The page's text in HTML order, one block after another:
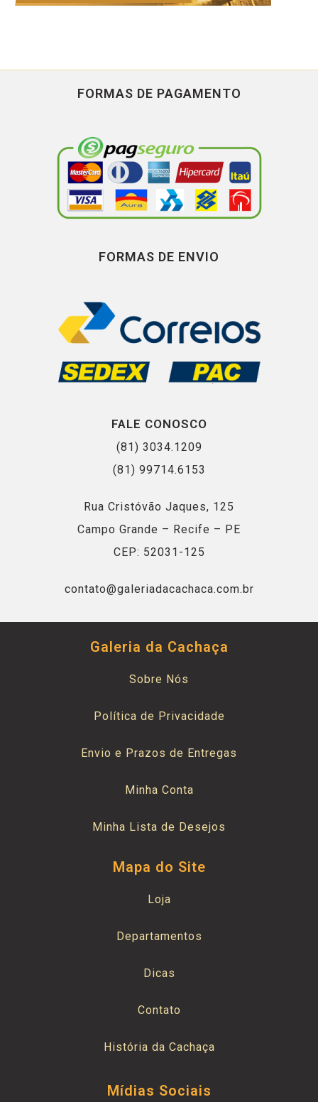
FORMAS DE PAGAMENTO
FORMAS DE ENVIO
FALE CONOSCO
(81) 3034.1209
(81) 99714.6153
Rua Cristóvão Jaques, 125
Campo Grande – Recife – PE
CEP: 52031-125
contato@galeriadacachaca.com.br
Galeria da Cachaça
Sobre Nós
Política de Privacidade
Envio e Prazos de Entregas
Minha Conta
Minha Lista de Desejos
Mapa do Site
Loja
Departamentos
Dicas
Contato
História da Cachaça
Mídias Sociais